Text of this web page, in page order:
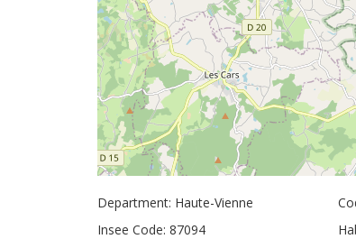
Department: Haute-Vienne
Insee Code: 87094